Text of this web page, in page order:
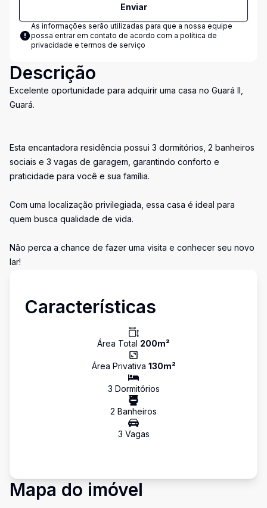
Enviar
As informações serão utilizadas para que a nossa equipe
possa entrar em contato de acordo com a política de
privacidade e termos de serviço
Descrição
Excelente oportunidade para adquirir uma casa no Guará II,
Guará.
Esta encantadora residência possui 3 dormitórios, 2 banheiros
sociais e 3 vagas de garagem, garantindo conforto e
praticidade para você e sua família.
Com uma localização privilegiada, essa casa é ideal para
quem busca qualidade de vida.
Não perca a chance de fazer uma visita e conhecer seu novo
lar!
Características
Área Total 200m²
Área Privativa 130m²
3 Dormitórios
2 Banheiros
3 Vagas
Mapa do imóvel